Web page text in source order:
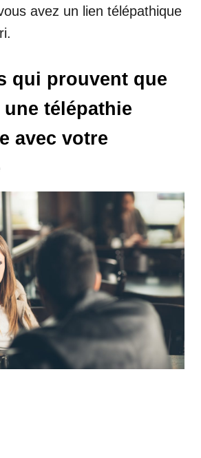
avez un lien télépathique
qui prouvent que
télépathie
avec votre